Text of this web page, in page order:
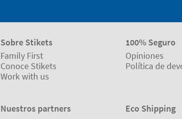
Sobre Stikets
Family First
Conoce Stikets
Work with us
100% Seguro
Opiniones
Política de
Nuestros partners Eco Shipping